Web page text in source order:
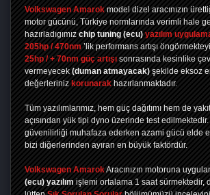
Volkswagen Amarok model dizel aracınızın
motor gücünü, Türkiye normlarında verimli hale
hazırladıgımız chip tuning (ecu) yazılım
205hp / 470nm ’lik performans artışı
25hp / + 70nm güç artışı sonrasında kesinlike
vermeyecek (duman atmayacak) şekilde eksoz
değerleriniz korunarak hazırlanmaktadır.
Tüm yazılımlarımız, hem güç dağıtımı hem de
açısından yük tipi dyno üzerinde test
güvenilirliği muhafaza ederken azami gücü elde
bizi diğerlerinden ayıran en büyük faktördür.
Volkswagen AmarokAracınızın motoruna
(ecu) yazılım işlemi ortalama 1 saat sürmektedir,